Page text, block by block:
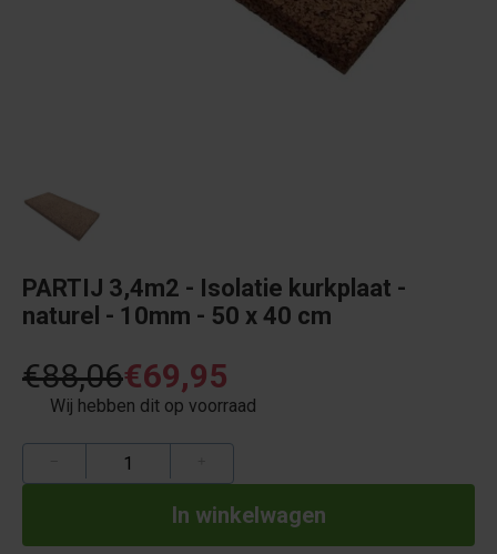
PARTIJ 3,4m2 - Isolatie kurkplaat -
naturel - 10mm - 50 x 40 cm
€88,06€69,95
Wij hebben dit op voorraad